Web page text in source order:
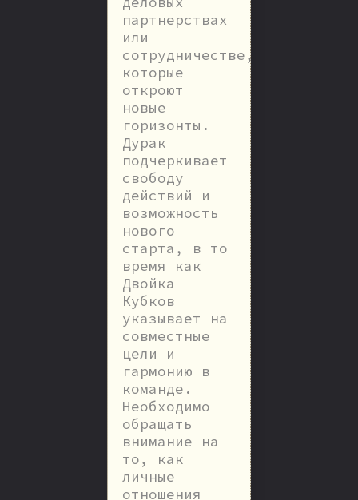
партнерствах
или
сотрудничестве,
которые
откроют
новые
горизонты.
Дурак
подчеркивает
свободу
действий и
возможность
нового
старта, в то
время как
Двойка
Кубков
указывает на
совместные
цели и
гармонию в
команде.
Необходимо
обращать
внимание на
то, как
личные
отношения